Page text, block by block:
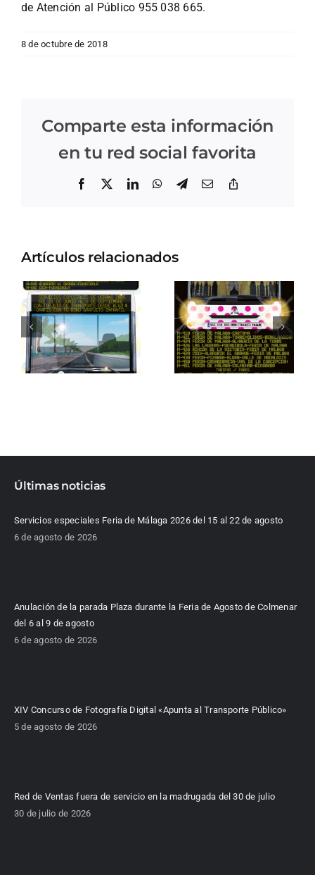
de Atención al Público 955 038 665.
8 de octubre de 2018
Comparte esta información
en tu red social favorita
Facebook LinkedInWhatsApp
Telegram
Correo
Artículos relacionados
Últimas noticias
Servicios especiales Feria de Málaga 2026 del 15 al 22 de agosto
6 de agosto de 2026
Anulación de la parada Plaza durante la Feria de Agosto de Colmenar
del 6 al 9 de agosto
6 de agosto de 2026
XIV Concurso de Fotografía Digital «Apunta al Transporte Público»
5 de agosto de 2026
Red de Ventas fuera de servicio en la madrugada del 30 de julio
30 de julio de 2026